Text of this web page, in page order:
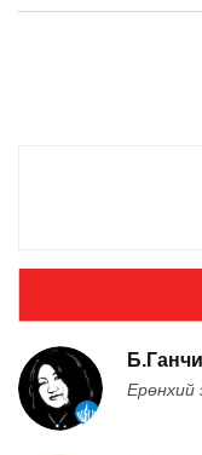
Ерөнхий